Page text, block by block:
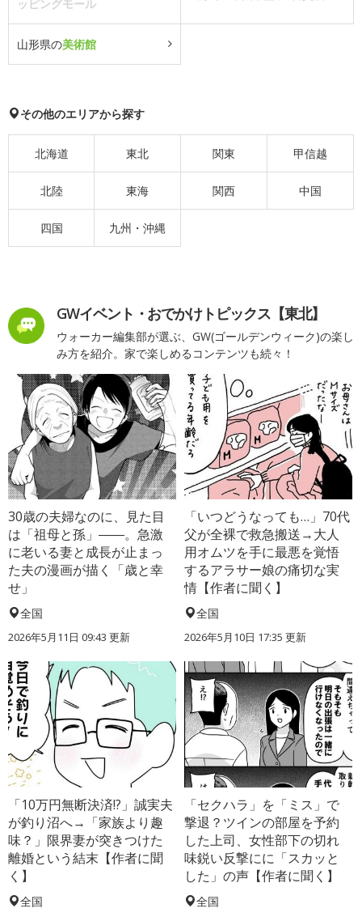
ッピングモール
山形県の美術館
その他のエリアから探す
北海道 東北 関東 甲信越
北陸 東海 関西 中国
四国 九州・沖縄
GWイベント・おでかけトピックス【東北】
ウォーカー編集部が選ぶ、GW(ゴールデンウィーク)の楽し
み方を紹介。家で楽しめるコンテンツも続々！
30歳の夫婦なのに、見た目
は「祖母と孫」――。急激
に老いる妻と成長が止まっ
た夫の漫画が描く「歳と幸
せ」
全国
2026年5月11日 09:43 更新
「いつどうなっても…」70代
父が全裸で救急搬送→大人
用オムツを手に最悪を覚悟
するアラサー娘の痛切な実
情【作者に聞く】
全国
2026年5月10日 17:35 更新
「10万円無断決済!?」誠実夫
が釣り沼へ→「家族より趣
味？」限界妻が突きつけた
離婚という結末【作者に聞
く】
全国
「セクハラ」を「ミス」で
撃退？ツインの部屋を予約
した上司、女性部下の切れ
味鋭い反撃にに「スカッと
した」の声【作者に聞く】
全国